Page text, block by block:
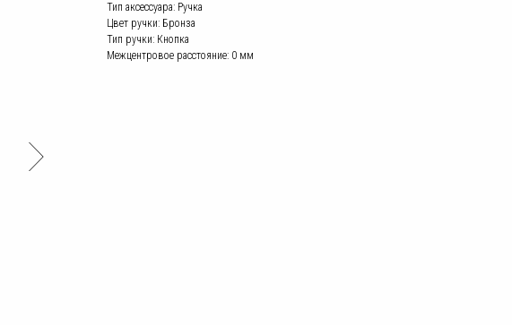
Тип аксессуара: Ручка
Цвет ручки: Бронза
Тип ручки: Кнопка
Межцентровое расстояние: 0 мм